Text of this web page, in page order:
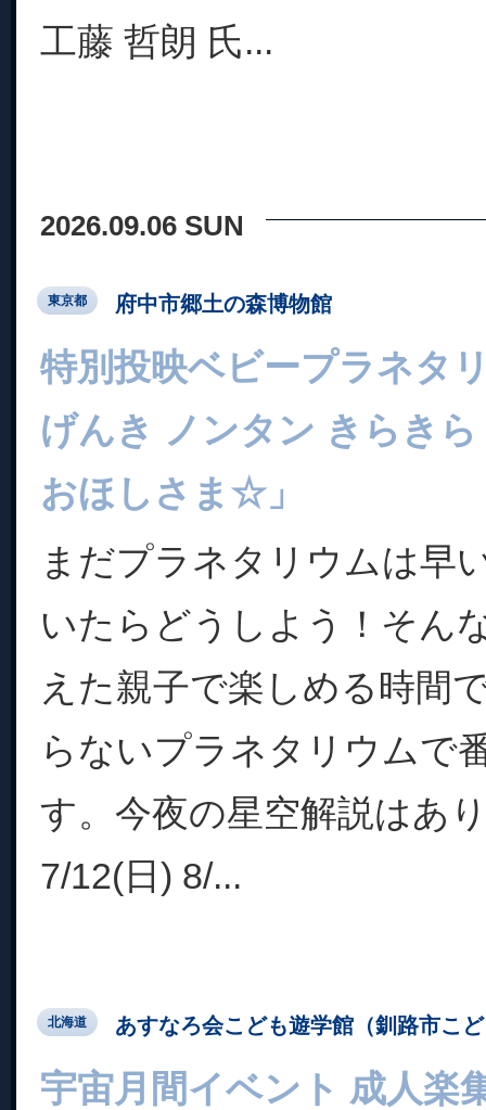
工藤 哲朗 氏...
2026.09.06 SUN
東京都 府中市郷土の森博物館
特別投映ベビープラネタ
げんき ノンタン きらき
おほしさま☆」
まだプラネタリウムは早
いたらどうしよう！そん
えた親子で楽しめる時間
らないプラネタリウムで
す。今夜の星空解説はあ
7/12(日) 8/...
北海道 あすなろ会こども遊学館（釧路市こ
宇宙月間イベント 成人楽